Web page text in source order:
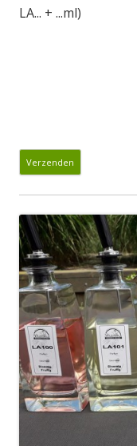
LA... + ...ml)